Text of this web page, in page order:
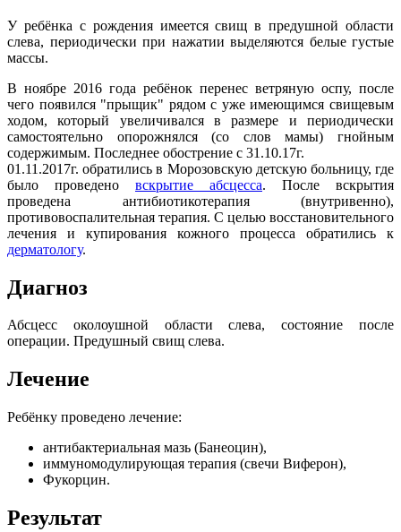
У ребёнка с рождения имеется свищ в предушной области
слева, периодически при нажатии выделяются белые густые
массы.
В ноябре 2016 года ребёнок перенес ветряную оспу, после
чего появился "прыщик" рядом с уже имеющимся свищевым
ходом, который увеличивался в размере и периодически
самостоятельно опорожнялся (со слов мамы) гнойным
содержимым. Последнее обострение с 31.10.17г.
01.11.2017г. обратились в Морозовскую детскую больницу, где
было проведено вскрытие абсцесса. После вскрытия
проведена антибиотикотерапия (внутривенно),
противовоспалительная терапия. С целью восстановительного
лечения и купирования кожного процесса обратились к
дерматологу.
Диагноз
Абсцесс околоушной области слева, состояние после
операции. Предушный свищ слева.
Лечение
Ребёнку проведено лечение:
антибактериальная мазь (Банеоцин),
иммуномодулирующая терапия (свечи Виферон),
Фукорцин.
Результат